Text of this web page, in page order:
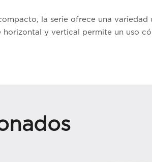
la serie ofrece una
y vertical permite un uso